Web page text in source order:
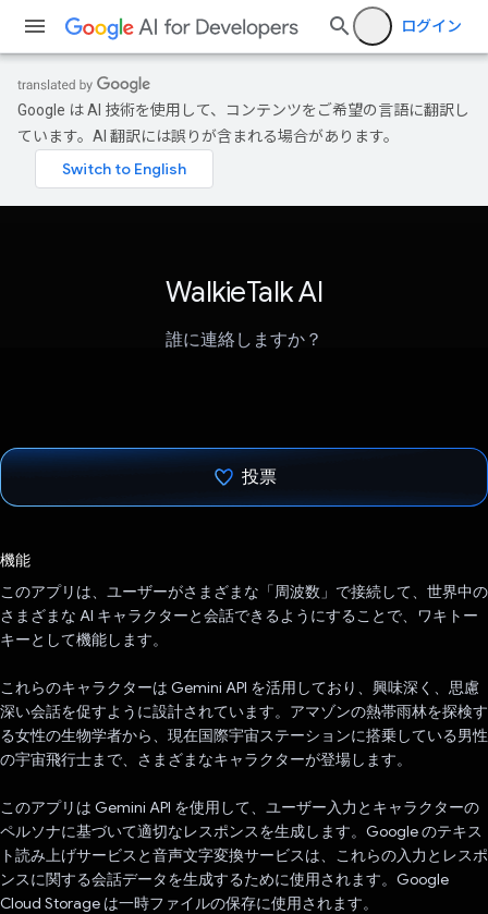
ログイン
Google は AI 技術を使用して、コンテンツをご希望の言語に翻訳し
ています。AI 翻訳には誤りが含まれる場合があります。
WalkieTalk AI
誰に連絡しますか？
投票
機能
このアプリは、ユーザーがさまざまな「周波数」で接続して、世界中の
さまざまな AI キャラクターと会話できるようにすることで、ワキトー
キーとして機能します。
これらのキャラクターは Gemini API を活用しており、興味深く、思慮
深い会話を促すように設計されています。アマゾンの熱帯雨林を探検す
る女性の生物学者から、現在国際宇宙ステーションに搭乗している男性
の宇宙飛行士まで、さまざまなキャラクターが登場します。
このアプリは Gemini API を使用して、ユーザー入力とキャラクターの
ペルソナに基づいて適切なレスポンスを生成します。Google のテキス
ト読み上げサービスと音声文字変換サービスは、これらの入力とレスポ
ンスに関する会話データを生成するために使用されます。Google
Cloud Storage は一時ファイルの保存に使用されます。